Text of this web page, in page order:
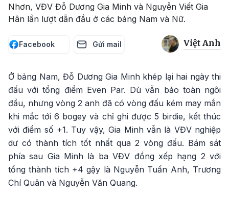
Nhơn, VĐV Đỗ Dương Gia Minh và Nguyễn Viết Gia
Hân lần lượt dẫn đầu ở các bảng Nam và Nữ.
Facebook Gửi mail Việt Anh
Ở bảng Nam, Đỗ Dương Gia Minh khép lại hai ngày thi
đấu với tổng điểm Even Par. Dù vẫn bảo toàn ngôi
đầu, nhưng vòng 2 anh đã có vòng đấu kém may mắn
khi mắc tới 6 bogey và chỉ ghi được 5 birdie, kết thúc
với điểm số +1. Tuy vậy, Gia Minh vẫn là VĐV nghiệp
dư có thành tích tốt nhất qua 2 vòng đấu. Bám sát
phía sau Gia Minh là ba VĐV đồng xếp hạng 2 với
tổng thành tích +4 gậy là Nguyễn Tuấn Anh, Trương
Chí Quân và Nguyễn Văn Quang.